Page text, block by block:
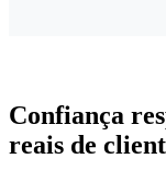
Confiança
reais de